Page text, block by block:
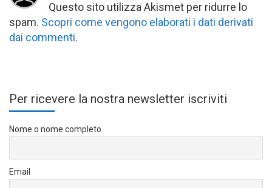
Questo sito utilizza Akismet per ridurre lo
spam. Scopri come vengono elaborati i dati derivati
dai commenti.
Per ricevere la nostra newsletter iscriviti
Nome o nome completo
Email